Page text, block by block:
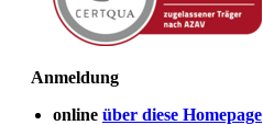
Anmeldung
online über diese Homepage